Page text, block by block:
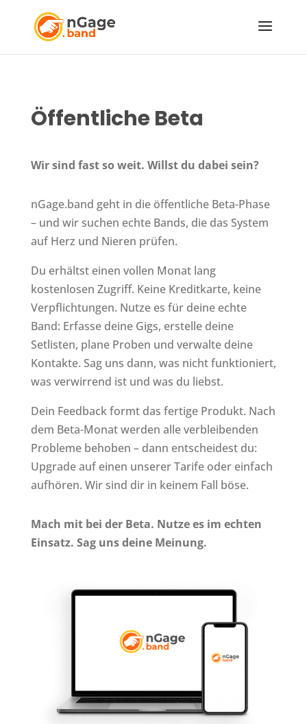
Öffentliche Beta
Wir sind fast so weit. Willst du dabei sein?
nGage.band geht in die öffentliche Beta-Phase
– und wir suchen echte Bands, die das System
auf Herz und Nieren prüfen.
Du erhältst einen vollen Monat lang
kostenlosen Zugriff. Keine Kreditkarte, keine
Verpflichtungen. Nutze es für deine echte
Band: Erfasse deine Gigs, erstelle deine
Setlisten, plane Proben und verwalte deine
Kontakte. Sag uns dann, was nicht funktioniert,
was verwirrend ist und was du liebst.
Dein Feedback formt das fertige Produkt. Nach
dem Beta-Monat werden alle verbleibenden
Probleme behoben – dann entscheidest du:
Upgrade auf einen unserer Tarife oder einfach
aufhören. Wir sind dir in keinem Fall böse.
Mach mit bei der Beta. Nutze es im echten
Einsatz. Sag uns deine Meinung.